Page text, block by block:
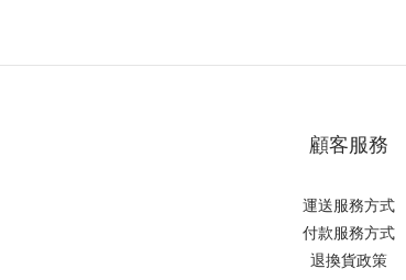
顧客服務
運送服務方式
付款服務方式
退換貨政策